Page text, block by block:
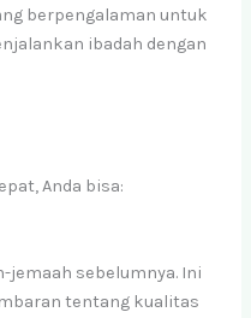
berpengalaman untuk
ibadah dengan
Anda bisa:
jemaah sebelumnya. Ini
tentang kualitas